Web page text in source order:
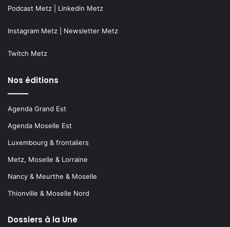
Podcast Metz Linkedin Metz
Instagram Metz Newsletter Metz
Twitch Metz
Nos éditions
Agenda Grand Est
Agenda Moselle Est
Luxembourg & frontaliers
Metz, Moselle & Lorraine
Nancy & Meurthe & Moselle
Thionville & Moselle Nord
Dossiers à la Une